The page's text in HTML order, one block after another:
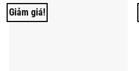
Giảm giá!